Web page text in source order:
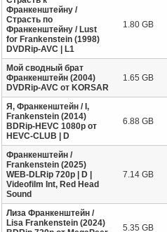
Франкенштейну /
Страсть по
Франкенштейну / Lust
for Frankenstein (1998)
DVDRip-AVC | L1
1.80 GB
Мой сводный брат
Франкенштейн (2004)
DVDRip-AVC от KORSAR
1.65 GB
Я, Франкенштейн / I,
Frankenstein (2014)
BDRip-HEVC 1080p от
HEVC-CLUB | D
6.88 GB
Франкенштейн /
Frankenstein (2025)
WEB-DLRip 720p | D |
Videofilm Int, Red Head
Sound
7.14 GB
Лиза Франкенштейн /
Lisa Frankenstein (2024)
5.35 GB